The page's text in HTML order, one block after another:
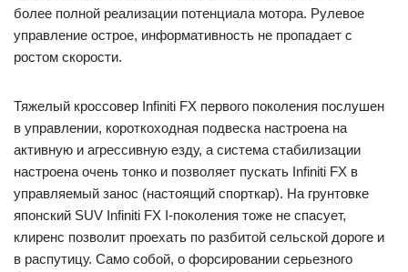
более полной реализации потенциала мотора. Рулевое
управление острое, информативность не пропадает с
ростом скорости.
Тяжелый кроссовер Infiniti FX первого поколения послушен
в управлении, короткоходная подвеска настроена на
активную и агрессивную езду, а система стабилизации
настроена очень тонко и позволяет пускать Infiniti FX в
управляемый занос (настоящий спорткар). На грунтовке
японский SUV Infiniti FX I-поколения тоже не спасует,
клиренс позволит проехать по разбитой сельской дороге и
в распутицу. Само собой, о форсировании серьезного